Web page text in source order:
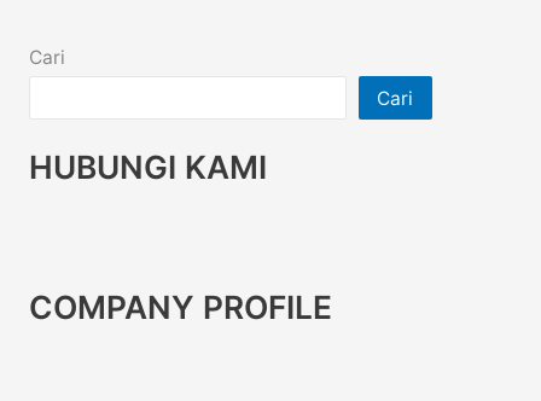
Cari
Cari
HUBUNGI KAMI
COMPANY PROFILE